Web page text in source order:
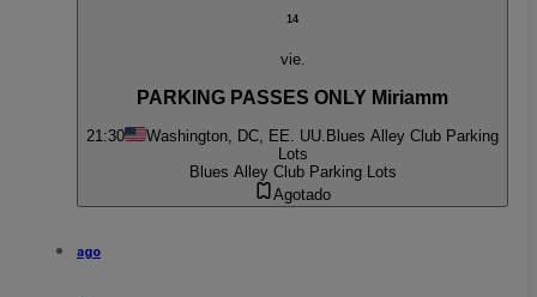
14
vie.
PARKING PASSES ONLY Miriamm
21:30 Washington, DC, EE. UU. Blues Alley Club Parking
Lots
Blues Alley Club Parking Lots
Agotado
ago